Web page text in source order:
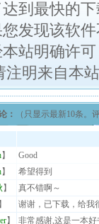
达到最快的
发现该软
站明确许
注明来自本
： （只显示最新10条
】
Good
】
希望得到
】
真不错啊～
】
谢谢，已下载，给我
】 非常感谢,这是一本